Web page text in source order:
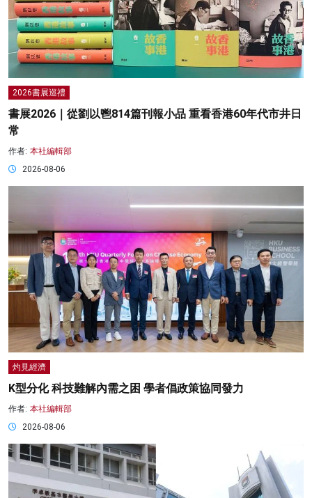
2026書展巡禮
書展2026｜從劉以鬯814篇刊報小品 重看香港60年代市井日
常
作者: 本社編輯部
2026-08-06
灼見經濟
K型分化 科技難解內需之困 學者倡政策協同發力
作者: 本社編輯部
2026-08-06